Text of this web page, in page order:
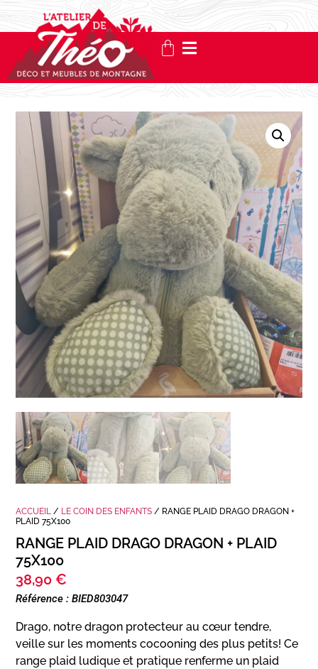
ACCUEIL / LE COIN DES ENFANTS / RANGE PLAID DRAGO DRAGON +
PLAID 75X100
RANGE PLAID DRAGO DRAGON + PLAID
75X100
38,90 €
Référence : BIED803047
Drago, notre dragon protecteur au cœur tendre,
veille sur les moments cocooning des plus petits! Ce
range plaid ludique et pratique renferme un plaid